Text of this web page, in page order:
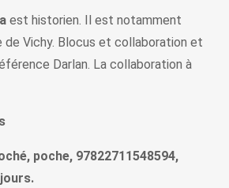
est historien. Il est notamment
de Vichy. Blocus et collaboration et
Darlan. La collaboration à
poche, 97822711548594,